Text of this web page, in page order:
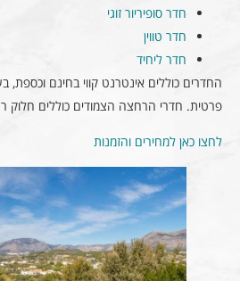
חדר סופיריור זוגי
חדר טווין
חדר ליחיד
החדרים כוללים אינטרנט קווי בחינם
פרטית. חדרי הרחצה הצמודים כוללים חלוק
לחצו כאן למחירים והזמנות